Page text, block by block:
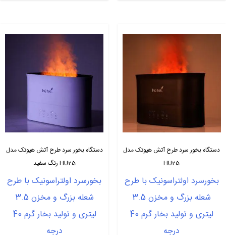
دستگاه بخور سرد طرح آتش هیوتک مدل
HU25
بخورسرد اولتراسونیک با طرح
شعله بزرگ و مخزن 3.5
لیتری و تولید بخار گرم 40
درجه
دستگاه بخور سرد طرح آتش هیوتک مدل
HU25 رنگ سفید
بخورسرد اولتراسونیک با طرح
شعله بزرگ و مخزن 3.5
لیتری و تولید بخار گرم 40
درجه